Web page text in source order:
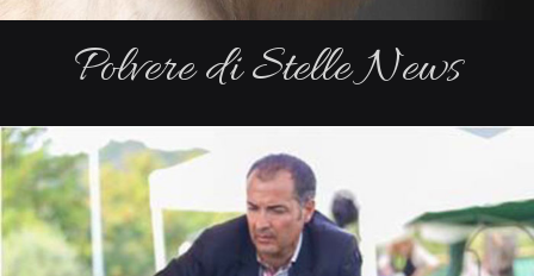
Polvere di Stelle News